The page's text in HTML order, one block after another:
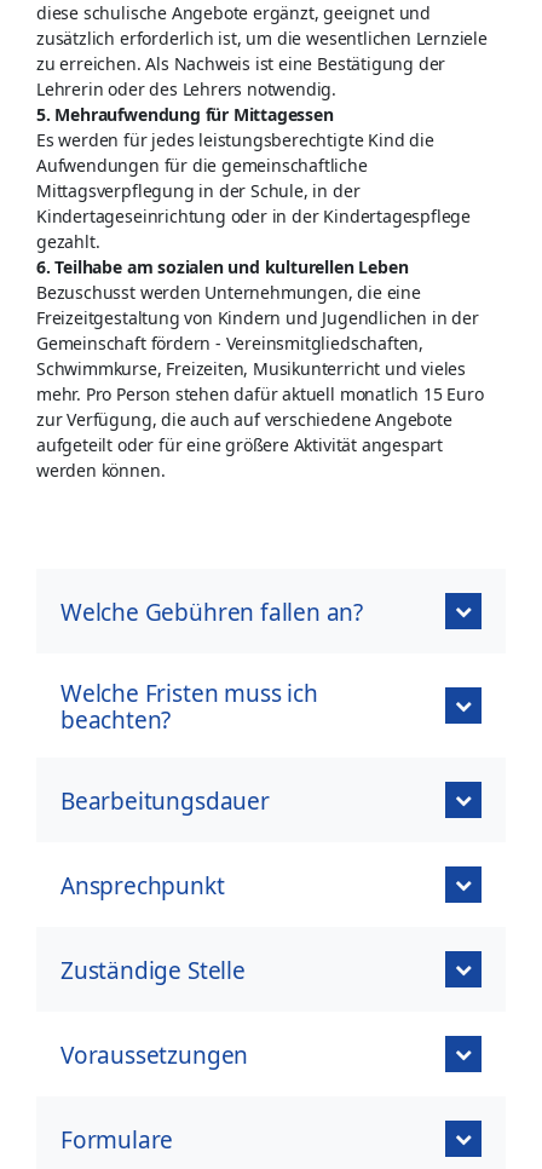
diese schulische Angebote ergänzt, geeignet und
zusätzlich erforderlich ist, um die wesentlichen Lernziele
zu erreichen. Als Nachweis ist eine Bestätigung der
Lehrerin oder des Lehrers notwendig.
5. Mehraufwendung für Mittagessen
Es werden für jedes leistungsberechtigte Kind die
Aufwendungen für die gemeinschaftliche
Mittagsverpflegung in der Schule, in der
Kindertageseinrichtung oder in der Kindertagespflege
gezahlt.
6. Teilhabe am sozialen und kulturellen Leben
Bezuschusst werden Unternehmungen, die eine
Freizeitgestaltung von Kindern und Jugendlichen in der
Gemeinschaft fördern - Vereinsmitgliedschaften,
Schwimmkurse, Freizeiten, Musikunterricht und vieles
mehr. Pro Person stehen dafür aktuell monatlich 15 Euro
zur Verfügung, die auch auf verschiedene Angebote
aufgeteilt oder für eine größere Aktivität angespart
werden können.
Welche Gebühren fallen an?
Welche Fristen muss ich
beachten?
Bearbeitungsdauer
Ansprechpunkt
Zuständige Stelle
Voraussetzungen
Formulare